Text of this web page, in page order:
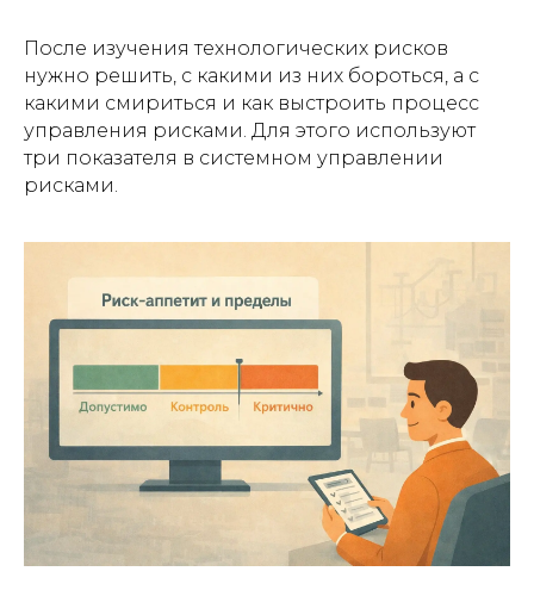
После изучения технологических рисков
нужно решить, с какими из них бороться, а с
какими смириться и как выстроить процесс
управления рисками. Для этого используют
три показателя в системном управлении
рисками.